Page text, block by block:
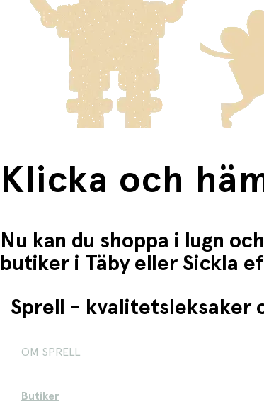
Fri frakt när du handlar för mer än 1500:-
Klicka och
Nu kan du shoppa i lugn
butiker i Täby eller Sickla
Sprell - kvalitetsleksaker
OM SPRELL
Butiker